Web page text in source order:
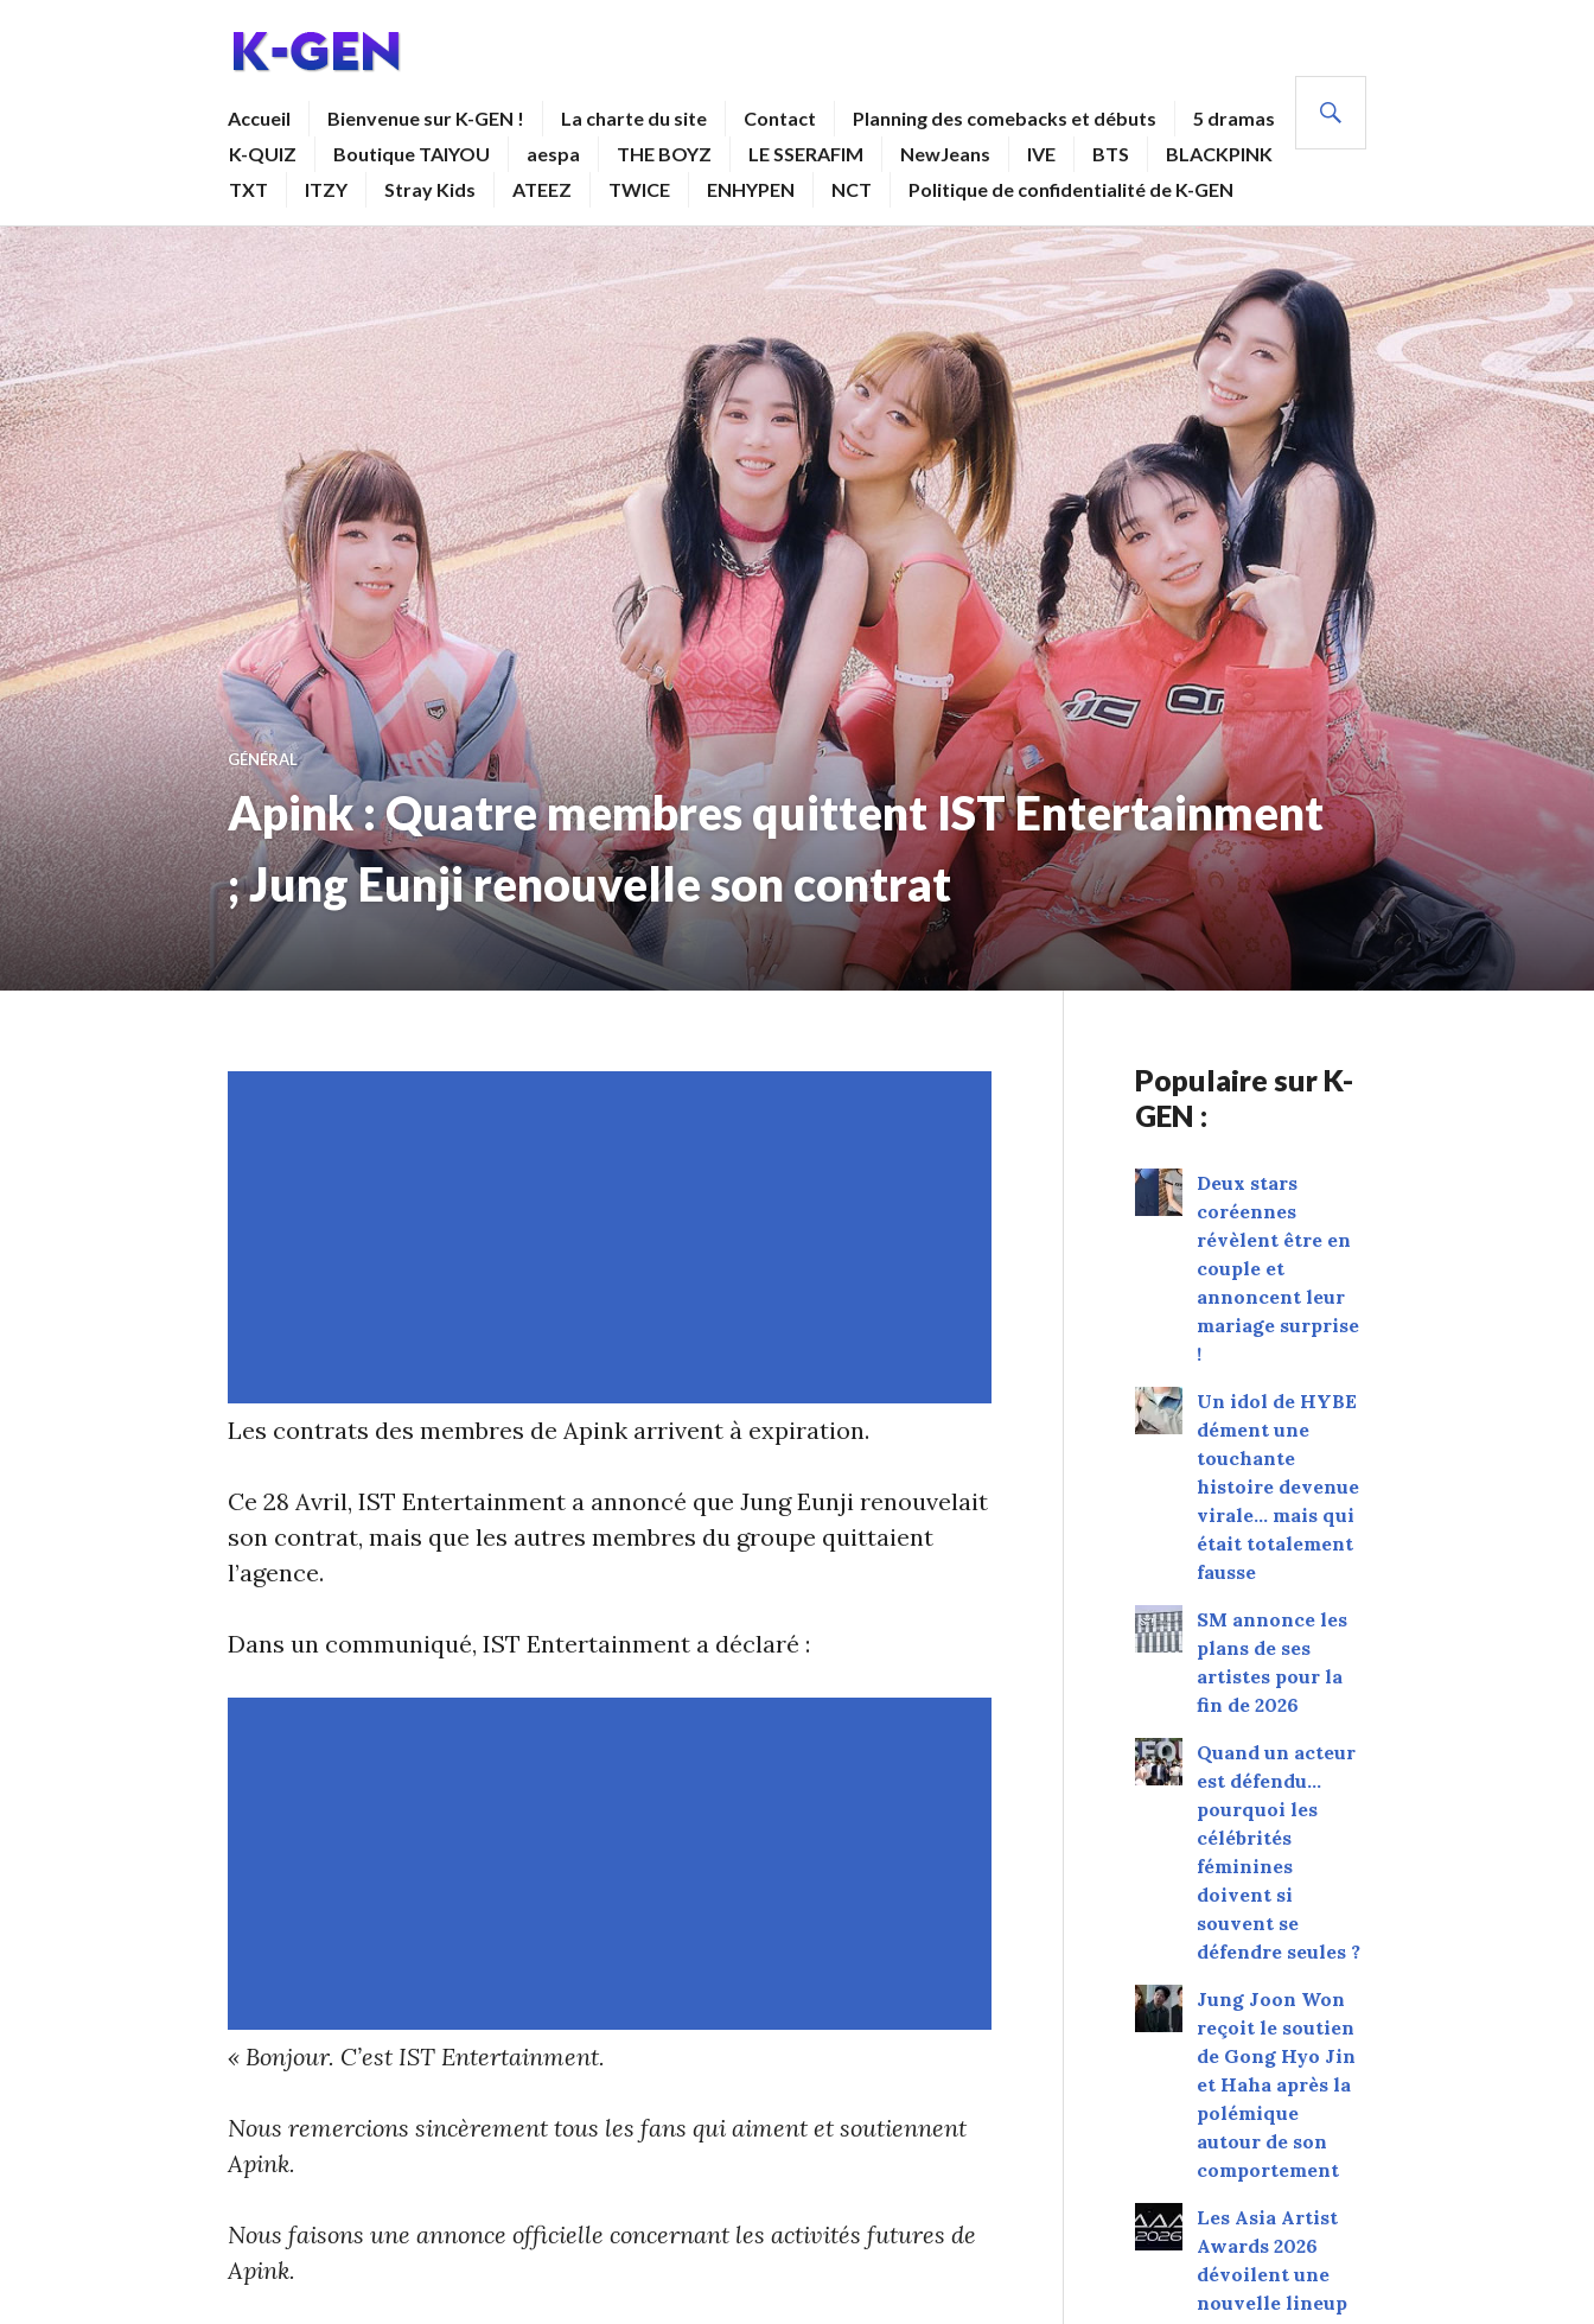
Accueil Bienvenue sur K-GEN ! La charte du site Contact Planning des comebacks et débuts
5 dramas
K-QUIZ
Boutique TAIYOU aespa THE BOYZ LE SSERAFIM NewJeans IVE BTS
BLACKPINK
TXT
ITZY Stray Kids ATEEZ TWICE ENHYPEN NCT Politique de confidentialité de K-GEN
GÉNÉRAL
Apink : Quatre membres quittent IST Entertainment
; Jung Eunji renouvelle son contrat
Les contrats des membres de Apink arrivent à expiration.
Ce 28 Avril, IST Entertainment a annoncé que Jung Eunji renouvelait
son contrat, mais que les autres membres du groupe quittaient
l’agence.
Dans un communiqué, IST Entertainment a déclaré :
« Bonjour. C’est IST Entertainment.
Nous remercions sincèrement tous les fans qui aiment et soutiennent
Apink.
Nous faisons une annonce officielle concernant les activités futures de
Apink.
Populaire sur K-
GEN :
Deux stars
coréennes
révèlent être en
couple et
annoncent leur
mariage surprise
!
Un idol de HYBE
dément une
touchante
histoire devenue
virale... mais qui
était totalement
fausse
SM annonce les
plans de ses
artistes pour la
fin de 2026
Quand un acteur
est défendu…
pourquoi les
célébrités
féminines
doivent si
souvent se
défendre seules ?
Jung Joon Won
reçoit le soutien
de Gong Hyo Jin
et Haha après la
polémique
autour de son
comportement
Les Asia Artist
Awards 2026
dévoilent une
nouvelle lineup